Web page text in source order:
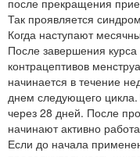
Так проявляется
Когда наступают
После завершения
контрацептивов
начинается в течение
днем следующего
через 28 дней. После
начинают активно
Если до начала